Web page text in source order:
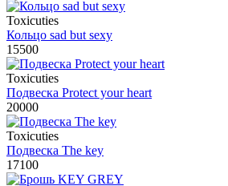
Toxicuties
Кольцо sad but sexy
15500
Toxicuties
Подвеска Protect your heart
20000
Toxicuties
Подвеска The key
17100